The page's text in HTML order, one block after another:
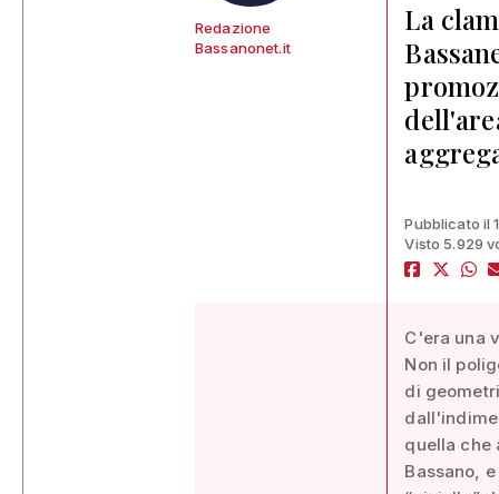
Redazione
Bassanonet.it
La
Pubblicato il
Visto 5.929
C'era una
Non il
di
quella che
Bassano,